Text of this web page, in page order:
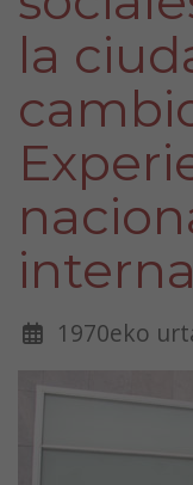
la
1970eko